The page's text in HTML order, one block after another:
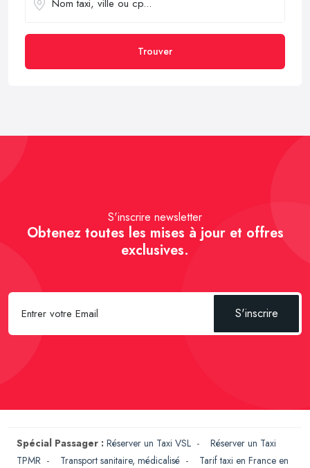
Trouver
S'inscrire newsletter
Obtenez toutes les mises à jour et offres
exclusives.
S'inscrire
Spécial Passager : Réserver un Taxi VSL - Réserver un Taxi
TPMR - Transport sanitaire, médicalisé - Tarif taxi en France en